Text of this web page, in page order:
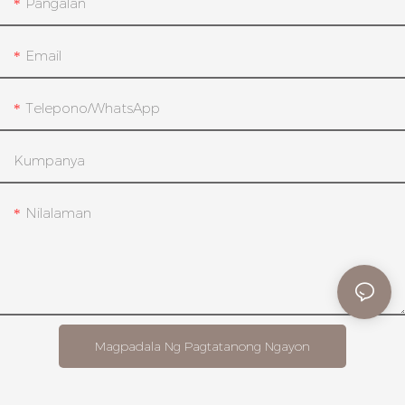
Email
Telepono/whatsApp
Kumpanya
Nilalaman
Magpadala Ng Pagtatanong Ngayon